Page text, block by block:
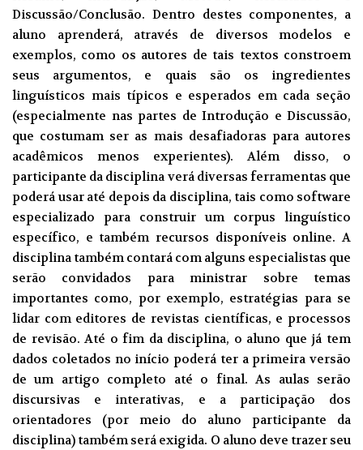
Discussão/Conclusão. Dentro destes componentes, a
aluno aprenderá, através de diversos modelos e
exemplos, como os autores de tais textos constroem
seus argumentos, e quais são os ingredientes
linguísticos mais típicos e esperados em cada seção
(especialmente nas partes de Introdução e Discussão,
que costumam ser as mais desafiadoras para autores
acadêmicos menos experientes). Além disso, o
participante da disciplina verá diversas ferramentas que
poderá usar até depois da disciplina, tais como software
especializado para construir um corpus linguístico
específico, e também recursos disponíveis online. A
disciplina também contará com alguns especialistas que
serão convidados para ministrar sobre temas
importantes como, por exemplo, estratégias para se
lidar com editores de revistas científicas, e processos
de revisão. Até o fim da disciplina, o aluno que já tem
dados coletados no início poderá ter a primeira versão
de um artigo completo até o final. As aulas serão
discursivas e interativas, e a participação dos
orientadores (por meio do aluno participante da
disciplina) também será exigida. O aluno deve trazer seu